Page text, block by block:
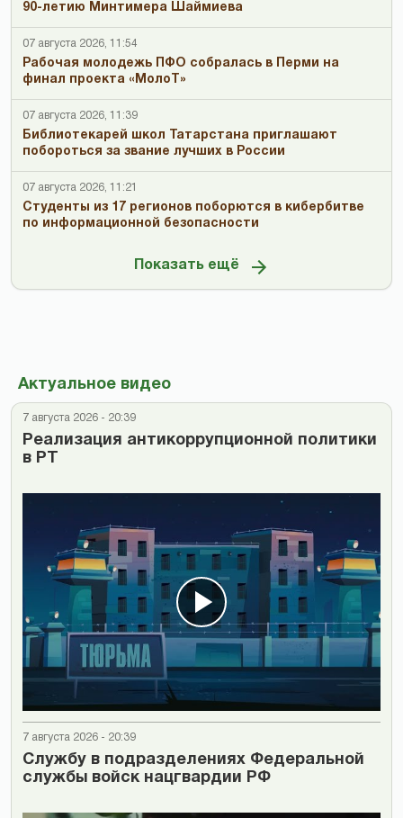
90-летию Минтимера Шаймиева
07 августа 2026, 11:54
Рабочая молодежь ПФО собралась в Перми на
финал проекта «МолоТ»
07 августа 2026, 11:39
Библиотекарей школ Татарстана приглашают
побороться за звание лучших в России
07 августа 2026, 11:21
Студенты из 17 регионов поборются в кибербитве
по информационной безопасности
Показать ещё
Актуальное видео
7 августа 2026 - 20:39
Реализация антикоррупционной политики
в РТ
7 августа 2026 - 20:39
Cлужбу в подразделениях Федеральной
службы войск нацгвардии РФ